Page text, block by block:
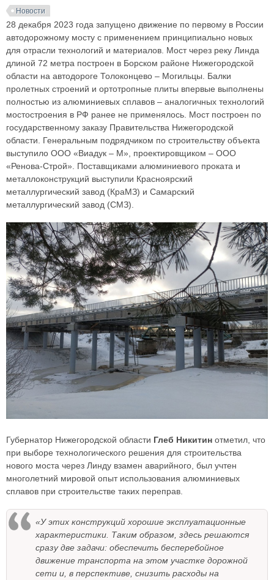
Новости
28 декабря 2023 года запущено движение по первому в России
автодорожному мосту с применением принципиально новых
для отрасли технологий и материалов. Мост через реку Линда
длиной 72 метра построен в Борском районе Нижегородской
области на автодороге Толоконцево – Могильцы. Балки
пролетных строений и ортотропные плиты впервые выполнены
полностью из алюминиевых сплавов – аналогичных технологий
мостостроения в РФ ранее не применялось. Мост построен по
государственному заказу Правительства Нижегородской
области. Генеральным подрядчиком по строительству объекта
выступило ООО «Виадук – М», проектировщиком – ООО
«Ренова-Строй». Поставщиками алюминиевого проката и
металлоконструкций выступили Красноярский
металлургический завод (КраМЗ) и Самарский
металлургический завод (СМЗ).
Губернатор Нижегородской области Глеб Никитин отметил, что
при выборе технологического решения для строительства
нового моста через Линду взамен аварийного, был учтен
многолетний мировой опыт использования алюминиевых
сплавов при строительстве таких переправ.
«У этих конструкций хорошие эксплуатационные
характеристики. Таким образом, здесь решаются
сразу две задачи: обеспечить бесперебойное
движение транспорта на этом участке дорожной
сети и, в перспективе, снизить расходы на